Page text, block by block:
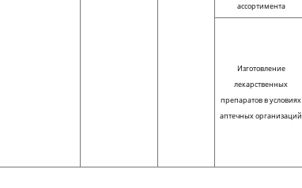
ассортимента
Изготовление
лекарственных
препаратов в условиях
аптечных организаций